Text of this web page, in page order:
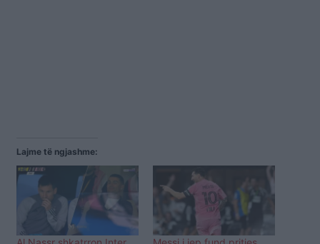
Lajme të ngjashme: